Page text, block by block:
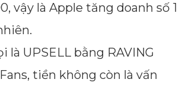
vậy là Apple tăng doanh số 1
là UPSELL bằng RAVING
tiền không còn là vấn